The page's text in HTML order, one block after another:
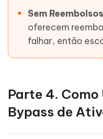
Sem Reembolsos
oferecem
falhar, então
Parte 4. Como
Bypass de